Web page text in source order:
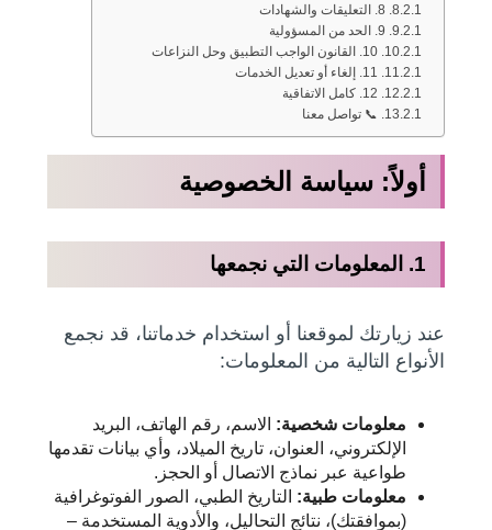
8. التعليقات والشهادات
9. الحد من المسؤولية
10. القانون الواجب التطبيق وحل النزاعات
11. إلغاء أو تعديل الخدمات
12. كامل الاتفاقية
📞 تواصل معنا
أولاً: سياسة الخصوصية
1. المعلومات التي نجمعها
عند زيارتك لموقعنا أو استخدام خدماتنا، قد نجمع
الأنواع التالية من المعلومات:
معلومات شخصية: الاسم، رقم الهاتف، البريد
الإلكتروني، العنوان، تاريخ الميلاد، وأي بيانات تقدمها
طواعية عبر نماذج الاتصال أو الحجز.
معلومات طبية: التاريخ الطبي، الصور الفوتوغرافية
(بموافقتك)، نتائج التحاليل، والأدوية المستخدمة –